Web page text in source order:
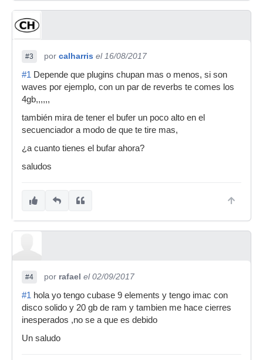
#3 por calharris el 16/08/2017
#1 Depende que plugins chupan mas o menos, si son
waves por ejemplo, con un par de reverbs te comes los
4gb,,,,,,
también mira de tener el bufer un poco alto en el
secuenciador a modo de que te tire mas,
¿a cuanto tienes el bufar ahora?
saludos
#4 por rafael el 02/09/2017
#1 hola yo tengo cubase 9 elements y tengo imac con
disco solido y 20 gb de ram y tambien me hace cierres
inesperados ,no se a que es debido
Un saludo